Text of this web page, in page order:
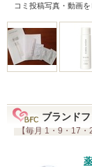
コミ投稿写真・動画を
ブランド
【毎月 1・9・17・